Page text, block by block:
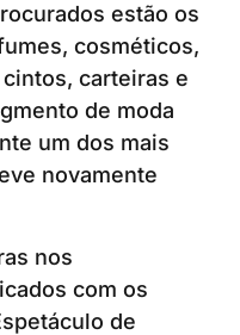
estão os
cosméticos,
carteiras e
de moda
um dos mais
novamente
nos
com os
de